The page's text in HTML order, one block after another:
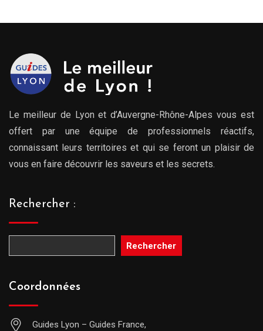
Le meilleur de Lyon et d’Auvergne-Rhône-Alpes vous est
offert par une équipe de professionnels réactifs,
connaissant leurs territoires et qui se feront un plaisir de
vous en faire découvrir les saveurs et les secrets.
Rechercher :
Rechercher
Coordonnées
Guides Lyon – Guides France,